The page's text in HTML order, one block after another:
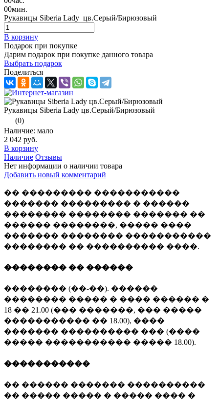
00мин.
Рукавицы Siberia Lady цв.Серый/Бирюзовый
В корзину
Подарок при покупке
Дарим подарок при покупке данного товара
Выбрать подарок
Поделиться
Рукавицы Siberia Lady цв.Серый/Бирюзовый
(0)
Наличие: мало
2 042 руб.
В корзину
Наличие Отзывы
Нет информации о наличии товара
Добавить новый комментарий
�� ��������� �����������
������� ��������� � ������
�������� �������� ������� ��
������ ��������, ����� ����
������� �������� �����������
�������� �� ���������� ����.
�������� �� ������
�������� (��-��). ������
�������� ����� � ���� ������ �
18 �� 21.00 (��� �������, ��� �����
����������� �� 18.00), ����
������� ���������� ��� (����
����� ����������� ����� 18.00).
�����������
�� ������ ������� ����������
�� ����� ����� � ����� ���� �